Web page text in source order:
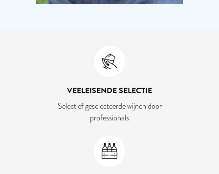
VEELEISENDE SELECTIE
Selectief geselecteerde wijnen door
professionals